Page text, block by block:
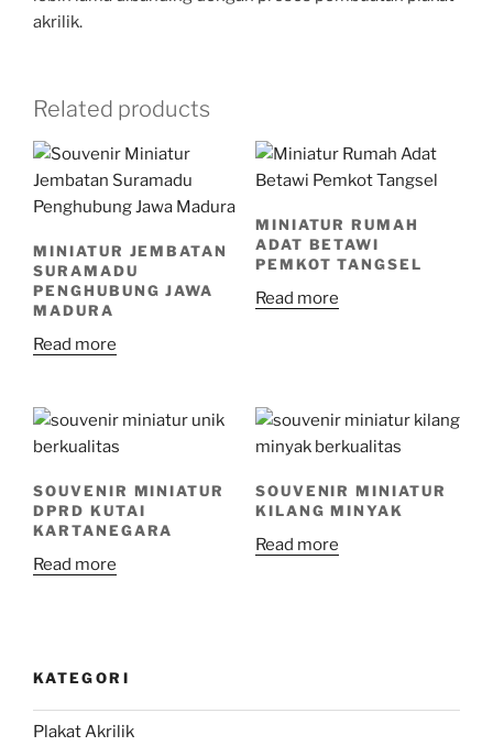
akrilik.
Related products
MINIATUR JEMBATAN
SURAMADU
PENGHUBUNG JAWA
MADURA
Read more
MINIATUR RUMAH
ADAT BETAWI
PEMKOT TANGSEL
Read more
SOUVENIR MINIATUR
DPRD KUTAI
KARTANEGARA
Read more
SOUVENIR MINIATUR
KILANG MINYAK
Read more
KATEGORI
Plakat Akrilik